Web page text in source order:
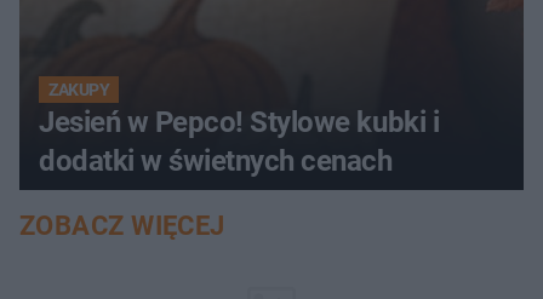
ZAKUPY
Jesień w Pepco! Stylowe kubki i
dodatki w świetnych cenach
ZOBACZ WIĘCEJ